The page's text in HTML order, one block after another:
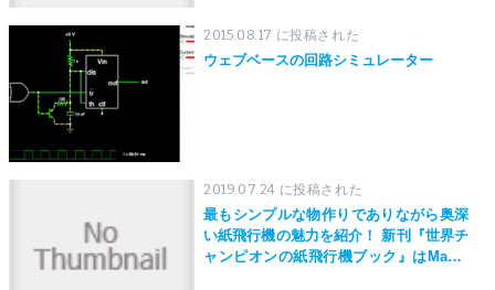
2015.08.17 に投稿された
ウェブベースの回路シミュレーター
2019.07.24 に投稿された
最もシンプルな物作りでありながら奥深
い紙飛行機の魅力を紹介！ 新刊『世界チ
ャンピオンの紙飛行機ブック』はMaker